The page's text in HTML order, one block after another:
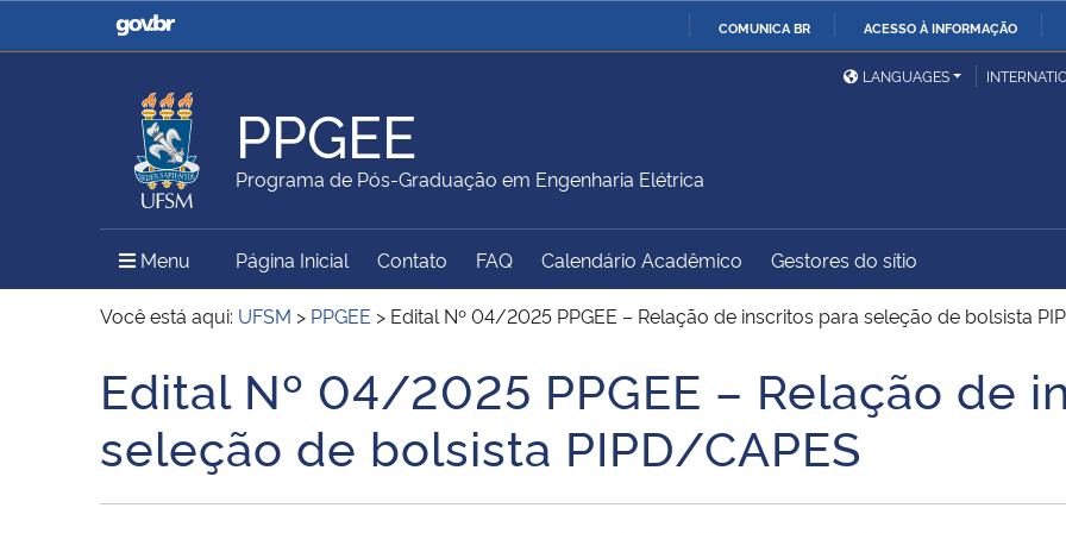
COMUNICA BR ACESSO À INFORMAÇÃO
Casa Civil
Ministério da Justiça e
Ministério da Defesa
Ministério das Relações
Exteriores
Ministério da Agricultura,
Pecuária e Abastecimento
Ministério da Educação
Ministério do Meio Ambiente Ministério do Turismo
Ministério do
Desenvolvimento Regional
Controladoria-Geral da
Secretaria de Governo
Gabinete de Segurança
Institucional
Advocacia-Geral da União Banco Central do Brasil
LANGUAGES
PPGEE
Programa de Pós-Graduação em Engenharia Elétrica
Menu Menu Principal do Sítio
Página Inicial Contato FAQ Calendário Acadêmico Gestores do sítio
Você está aqui: UFSM > PPGEE > Edital Nº 04/2025 PPGEE – Relação de inscritos para seleção de bolsista
Início do conteúdo
Edital Nº 04/2025 PPGEE – Relação de
seleção de bolsista PIPD/CAPES